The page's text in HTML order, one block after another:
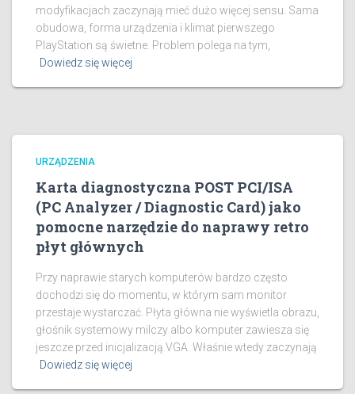
modyfikacjach zaczynają mieć dużo więcej sensu. Sama
obudowa, forma urządzenia i klimat pierwszego
PlayStation są świetne. Problem polega na tym,
Dowiedz się więcej
URZĄDZENIA
Karta diagnostyczna POST PCI/ISA
(PC Analyzer / Diagnostic Card) jako
pomocne narzędzie do naprawy retro
płyt głównych
Przy naprawie starych komputerów bardzo często
dochodzi się do momentu, w którym sam monitor
przestaje wystarczać. Płyta główna nie wyświetla obrazu,
głośnik systemowy milczy albo komputer zawiesza się
jeszcze przed inicjalizacją VGA. Właśnie wtedy zaczynają
Dowiedz się więcej